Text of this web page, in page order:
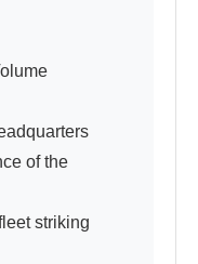
of the
striking